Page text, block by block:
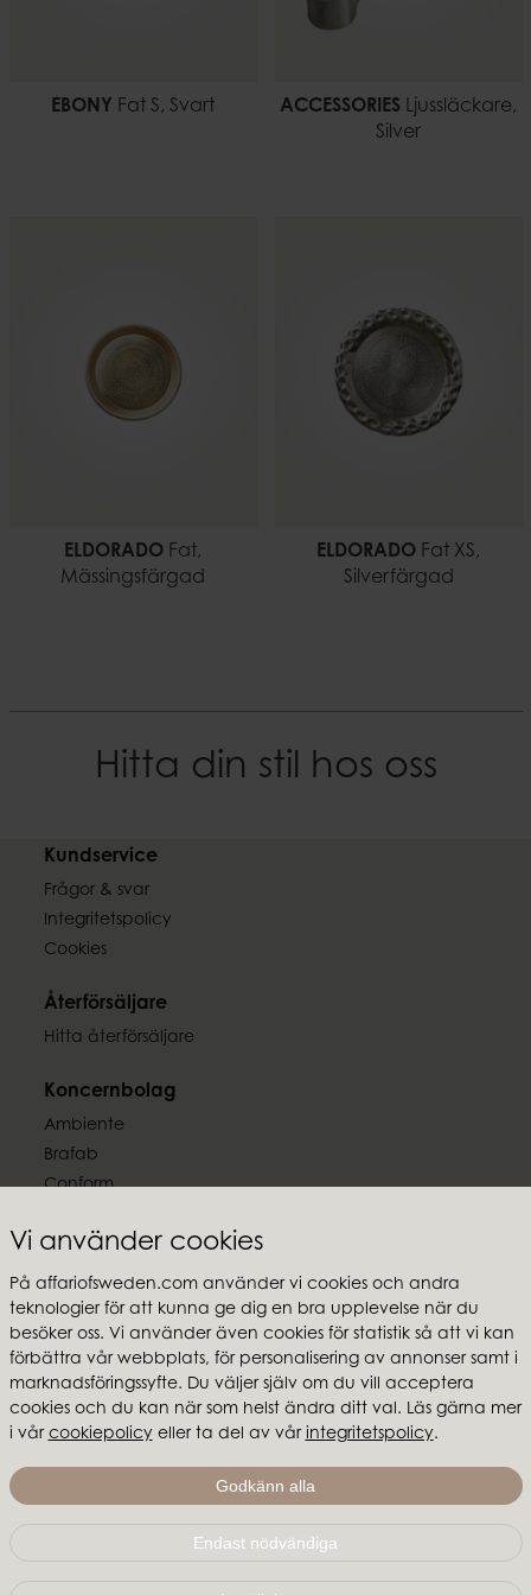
Vi använder cookies
På affariofsweden.com använder vi cookies och andra
teknologier för att kunna ge dig en bra upplevelse när du
besöker oss. Vi använder även cookies för statistik så att vi kan
förbättra vår webbplats, för personalisering av annonser samt i
marknadsföringssyfte. Du väljer själv om du vill acceptera
cookies och du kan när som helst ändra ditt val. Läs gärna mer
i vår cookiepolicyeller ta del av vår integritetspolicy.
Godkänn alla
Endast nödvändiga
EBONY Fat S, Svart ACCESSORIES Ljussläckare,
Silver
ELDORADO Fat,
Mässingsfärgad
ELDORADO Fat XS,
Silverfärgad
Hitta din stil hos oss
Kundservice
Frågor & svar
Integritetspolicy
Cookies
Återförsäljare
Hitta återförsäljare
Koncernbolag
Ambiente
Brafab
Conform
MTI
Följ oss
Affari of Sweden
Om oss
info@affariofsweden.com